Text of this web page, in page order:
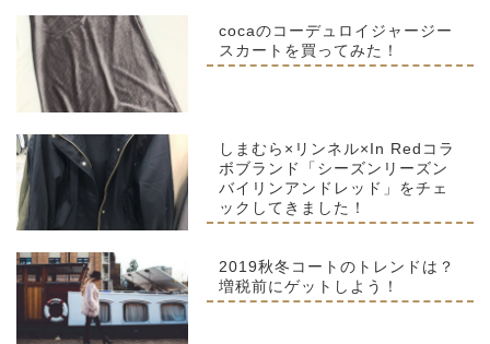
cocaのコーデュロイジャージー
スカートを買ってみた！
しまむら×リンネル×In Redコラ
ボブランド「シーズンリーズン
バイリンアンドレッド」をチェ
ックしてきました！
2019秋冬コートのトレンドは？
増税前にゲットしよう！